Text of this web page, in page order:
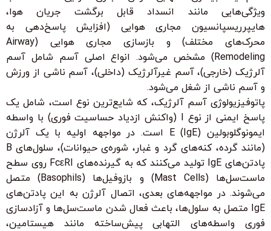
ویژگی‌هایی مانند انسداد قابل برگشت جریان هوا،
هایپرریسپانسیون مجاری هوایی (افزایش پاسخ‌دهی به
محرک‌های مختلف) و بازسازی مجاری هوایی (Airway
Remodeling) مشخص می‌شود. انواع اصلی آسم شامل آسم
آلرژیک (خارجی)، آسم غیرآلرژیک (داخلی)، آسم ناشی از ورزش
و آسم ناشی از شغل می‌شود.
پاتوفیزیولوژی آسم آلرژیک، که شایع‌ترین نوع است، شامل یک
پاسخ ایمنی از نوع I (واکنش ازدیاد حساسیت فوری) با واسطه
ایمونوگلوبولین E (IgE) است. در مواجهه اولیه با یک آلرژن
(مانند گرده، کنه‌های گرد و غبار، شوره‌ی حیوانات)، سلول‌های B
پادتن‌های IgE تولید می‌کنند که به گیرنده‌های FcεRI روی سطح
ماست‌سل‌ها (Mast Cells) و بازوفیل‌ها (Basophils) متصل
می‌شوند. در مواجهه‌های بعدی، اتصال آلرژن به این پادتن‌های
IgE متصل به سلول‌ها، باعث فعال شدن ماست‌سل‌ها و آزادسازی
فوری واسطه‌های التهابی پیش‌ساخته مانند هیستامین،